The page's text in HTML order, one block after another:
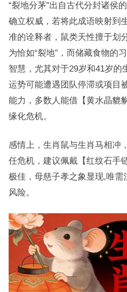
“裂地分茅”出自古代分封诸侯
确立权威，若将此成语映射到
准的诠释者，鼠类天性擅于划
为恰如“裂地”，而储藏食物的
智慧，尤其对于29岁和41岁的
运势可能遭遇团队停滞或项目
能力，多数人能借【黄水晶貔
缘化危机。
感情上，生肖鼠与生肖马相冲
任危机，建议佩戴【红纹石手
极佳，母慈子孝之象显现,唯需
风险。